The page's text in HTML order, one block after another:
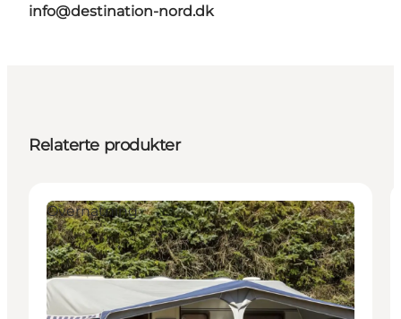
info@destination-nord.dk
Relaterte produkter
Overnatning